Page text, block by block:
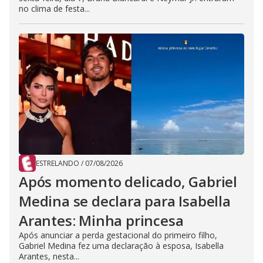
no clima de festa...
ESTRELANDO / 07/08/2026
Após momento delicado, Gabriel
Medina se declara para Isabella
Arantes: Minha princesa
Após anunciar a perda gestacional do primeiro filho,
Gabriel Medina fez uma declaração à esposa, Isabella
Arantes, nesta...